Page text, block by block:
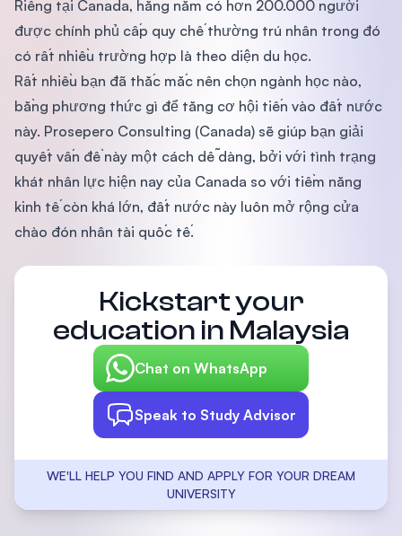
Riêng tại Canada, hằng năm có hơn 200.000 người
được chính phủ cấp quy chế thường trú nhân trong đó
có rất nhiều trường hợp là theo diện du học.
Rất nhiều bạn đã thắc mắc nên chọn ngành học nào,
bằng phương thức gì để tăng cơ hội tiến vào đất nước
này. Prosepero Consulting (Canada) sẽ giúp bạn giải
quyết vấn đề này một cách dễ dàng, bởi với tình trạng
khát nhân lực hiện nay của Canada so với tiềm năng
kinh tế còn khá lớn, đất nước này luôn mở rộng cửa
chào đón nhân tài quốc tế.
Kickstart your
education in Malaysia
Chat on WhatsApp
Speak to Study Advisor
WE'LL HELP YOU FIND AND APPLY FOR YOUR DREAM
UNIVERSITY